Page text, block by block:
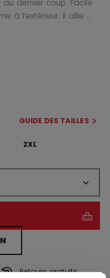
dernier coup. Facile
à l’extérieur, il allie ...
GUIDE DES TAILLES
2XL
Retours gratuits